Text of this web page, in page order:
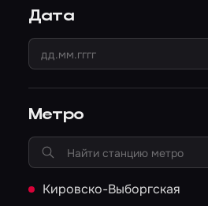
Дата
Метро
Кировско-Выборгская